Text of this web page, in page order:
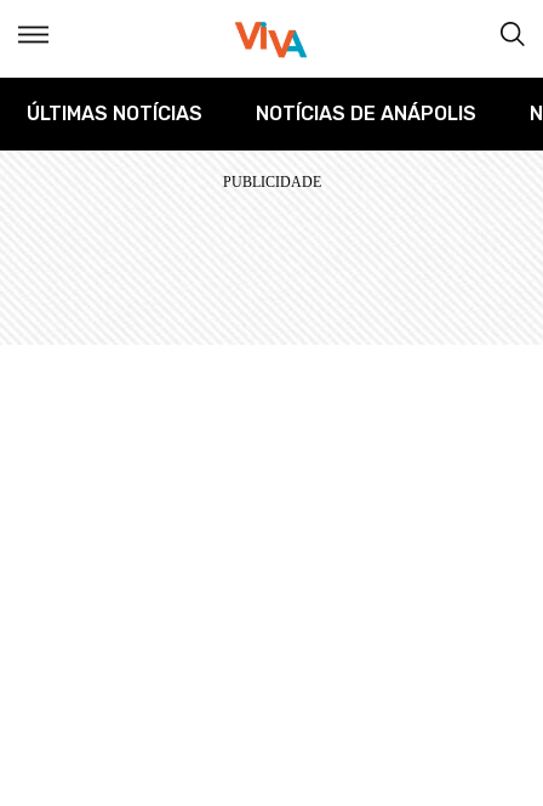
ÚLTIMAS NOTÍCIAS NOTÍCIAS DE ANÁPOLIS